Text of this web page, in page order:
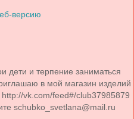
версию
дети и терпение заниматься
в мой магазин изделий
http://vk.com/feed#/club37985879
schubko_svetlana@mail.ru